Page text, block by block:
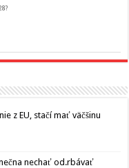
z EU, stačí mať väčšinu
nechať od.rbávať